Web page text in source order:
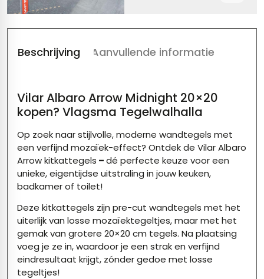
Beschrijving Aanvullende informatie
Vilar Albaro Arrow Midnight 20×20
kopen? Vlagsma Tegelwalhalla
Op zoek naar stijlvolle, moderne wandtegels met
een verfijnd mozaïek-effect? Ontdek de Vilar Albaro
Arrow kitkattegels –dé perfecte keuze voor een
unieke, eigentijdse uitstraling in jouw keuken,
badkamer of toilet!
Deze kitkattegels zijn pre-cut wandtegels met het
uiterlijk van losse mozaïektegeltjes, maar met het
gemak van grotere 20×20 cm tegels. Na plaatsing
voeg je ze in, waardoor je een strak en verfijnd
eindresultaat krijgt, zónder gedoe met losse
tegeltjes!